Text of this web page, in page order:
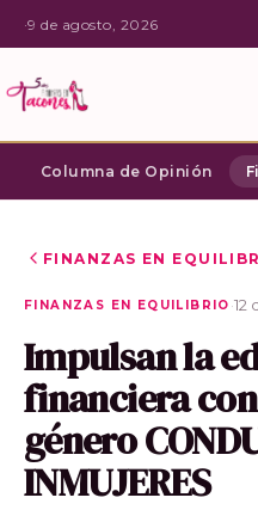
·9 de agosto, 2026
Columna de Opinión
FINANZAS EN
FINANZAS EN EQUILIBRIO ·12
Impulsan la
financiera
género
INMUJERES